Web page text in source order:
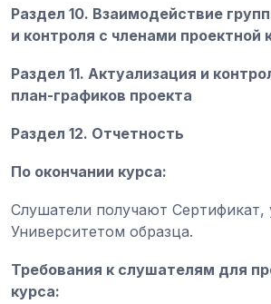
Раздел 10. Взаимодействие
и контроля с членами проектной
Раздел 11. Актуализация и
план-графиков проекта
Раздел 12. Отчетность
По окончании курса:
Слушатели получают Сертификат,
Университетом образца.
Требования к слушателям для
курса: